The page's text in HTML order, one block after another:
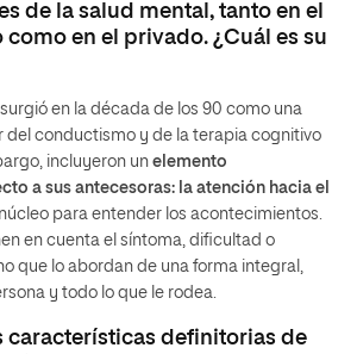
de la salud mental, tanto en el
en el privado. ¿Cuál es su
en la década de los 90 como una
del conductismo y de la terapia cognitivo
incluyeron un elemento
a sus antecesoras: la atención hacia el
para entender los acontecimientos.
en cuenta el síntoma, dificultad o
que lo abordan de una forma integral,
y todo lo que le rodea.
características definitorias de